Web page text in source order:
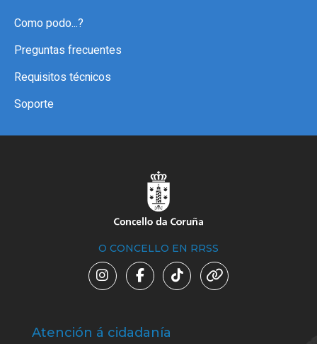
Como podo...?
Preguntas frecuentes
Requisitos técnicos
Soporte
O CONCELLO EN RRSS
Atención á cidadanía